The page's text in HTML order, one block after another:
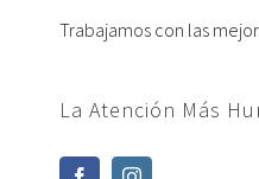
Trabajamos con las
La Atención Más